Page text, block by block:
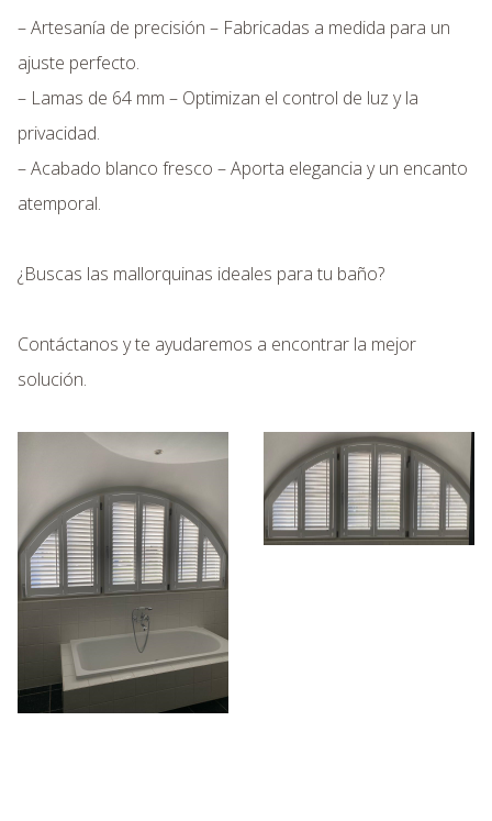
– Artesanía de precisión – Fabricadas a medida para un
ajuste perfecto.
– Lamas de 64 mm – Optimizan el control de luz y la
privacidad.
– Acabado blanco fresco – Aporta elegancia y un encanto
atemporal.
¿Buscas las mallorquinas ideales para tu baño?
Contáctanos y te ayudaremos a encontrar la mejor
solución.